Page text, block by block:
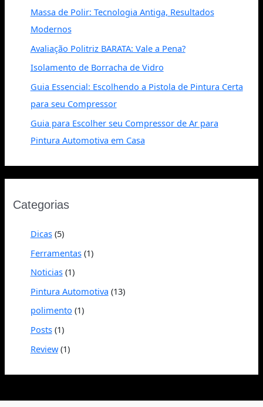
Massa de Polir: Tecnologia Antiga, Resultados
Modernos
Avaliação Politriz BARATA: Vale a Pena?
Isolamento de Borracha de Vidro
Guia Essencial: Escolhendo a Pistola de Pintura Certa
para seu Compressor
Guia para Escolher seu Compressor de Ar para
Pintura Automotiva em Casa
Categorias
Dicas(5)
Ferramentas(1)
Noticias(1)
Pintura Automotiva (13)
polimento (1)
Posts(1)
Review(1)